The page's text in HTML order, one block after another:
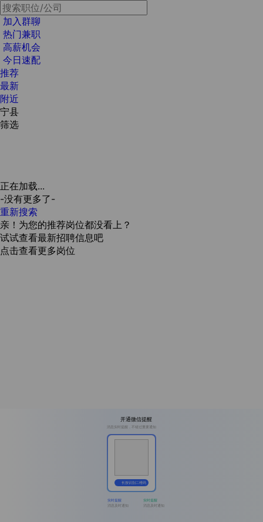
加入群聊
热门兼职
高薪机会
今日速配
推荐
最新
附近
宁县
筛选
正在加载...
-没有更多了-
重新搜索
亲！为您的推荐岗位都没看上？
试试查看最新招聘信息吧
点击查看更多岗位
开通微信提醒
消息实时提醒，不错过重要通知
长按识别二维码
实时提醒
消息及时通知
实时提醒
消息及时通知